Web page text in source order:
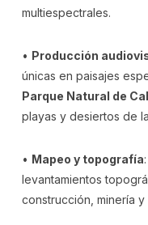
multiespectrales.
• Producción
únicas en paisajes
Parque Natural de
playas y desiertos de
• Mapeo y topografía
levantamientos
construcción, minería